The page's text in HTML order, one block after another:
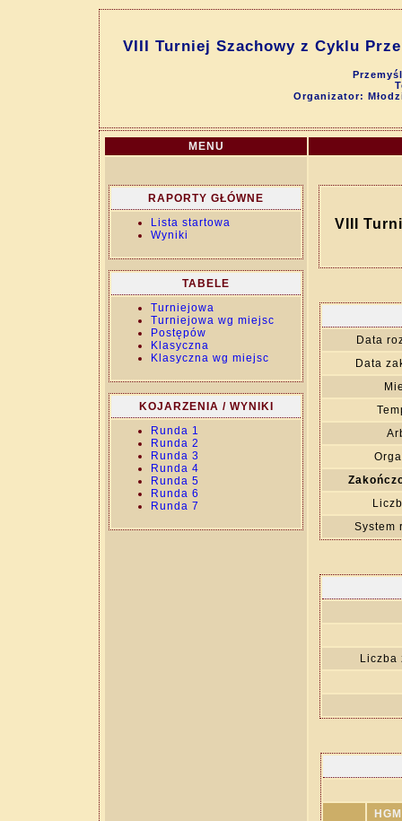
VIII Turniej Szachowy z Cyklu
Organizator:
MENU
RAPORTY GŁÓWNE
Lista startowa
Wyniki
TABELE
Turniejowa
Turniejowa wg miejsc
Postępów
Klasyczna
Klasyczna wg miejsc
KOJARZENIA / WYNIKI
Runda 1
Runda 2
Runda 3
Runda 4
Runda 5
Runda 6
Runda 7
VIII
Data
Data
System
Liczba
HGM